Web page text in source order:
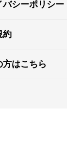
バシーポリシー
約
方はこちら